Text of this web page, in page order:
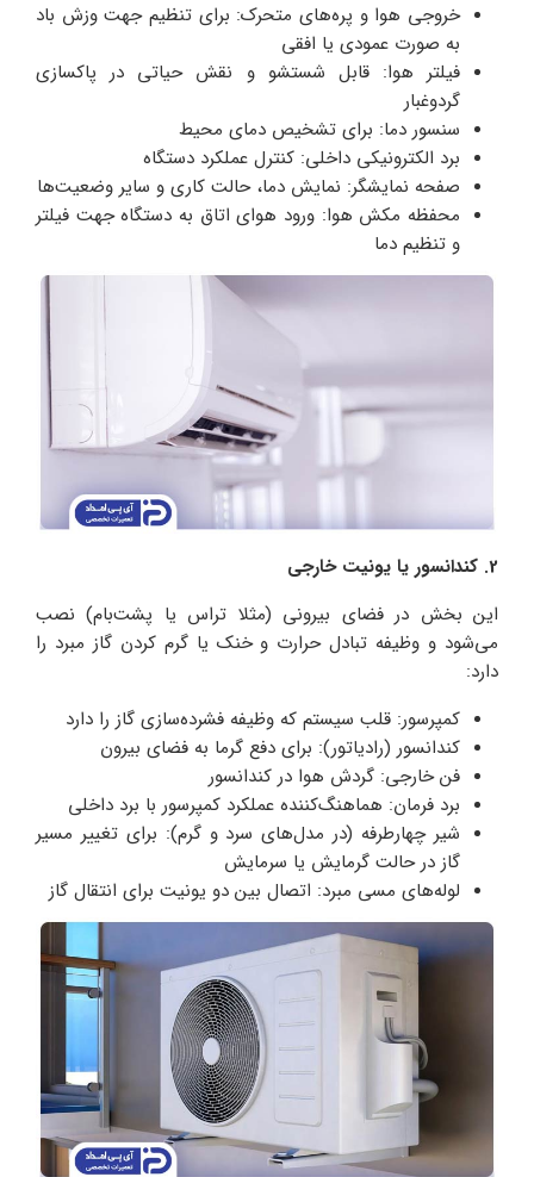
خروجی هوا و پره‌های متحرک: برای تنظیم جهت وزش باد
به صورت عمودی یا افقی
فیلتر هوا: قابل شستشو و نقش حیاتی در پاکسازی
گردوغبار
سنسور دما: برای تشخیص دمای محیط
برد الکترونیکی داخلی: کنترل عملکرد دستگاه
صفحه نمایشگر: نمایش دما، حالت کاری و سایر وضعیت‌ها
محفظه مکش هوا: ورود هوای اتاق به دستگاه جهت فیلتر
و تنظیم دما
2. کندانسور یا یونیت خارجی
این بخش در فضای بیرونی (مثلا تراس یا پشت‌بام) نصب
می‌شود و وظیفه تبادل حرارت و خنک یا گرم کردن گاز مبرد را
دارد:
کمپرسور: قلب سیستم که وظیفه فشرده‌سازی گاز را دارد
کندانسور (رادیاتور): برای دفع گرما به فضای بیرون
فن خارجی: گردش هوا در کندانسور
برد فرمان: هماهنگ‌کننده عملکرد کمپرسور با برد داخلی
شیر چهارطرفه (در مدل‌های سرد و گرم): برای تغییر مسیر
گاز در حالت گرمایش یا سرمایش
لوله‌های مسی مبرد: اتصال بین دو یونیت برای انتقال گاز